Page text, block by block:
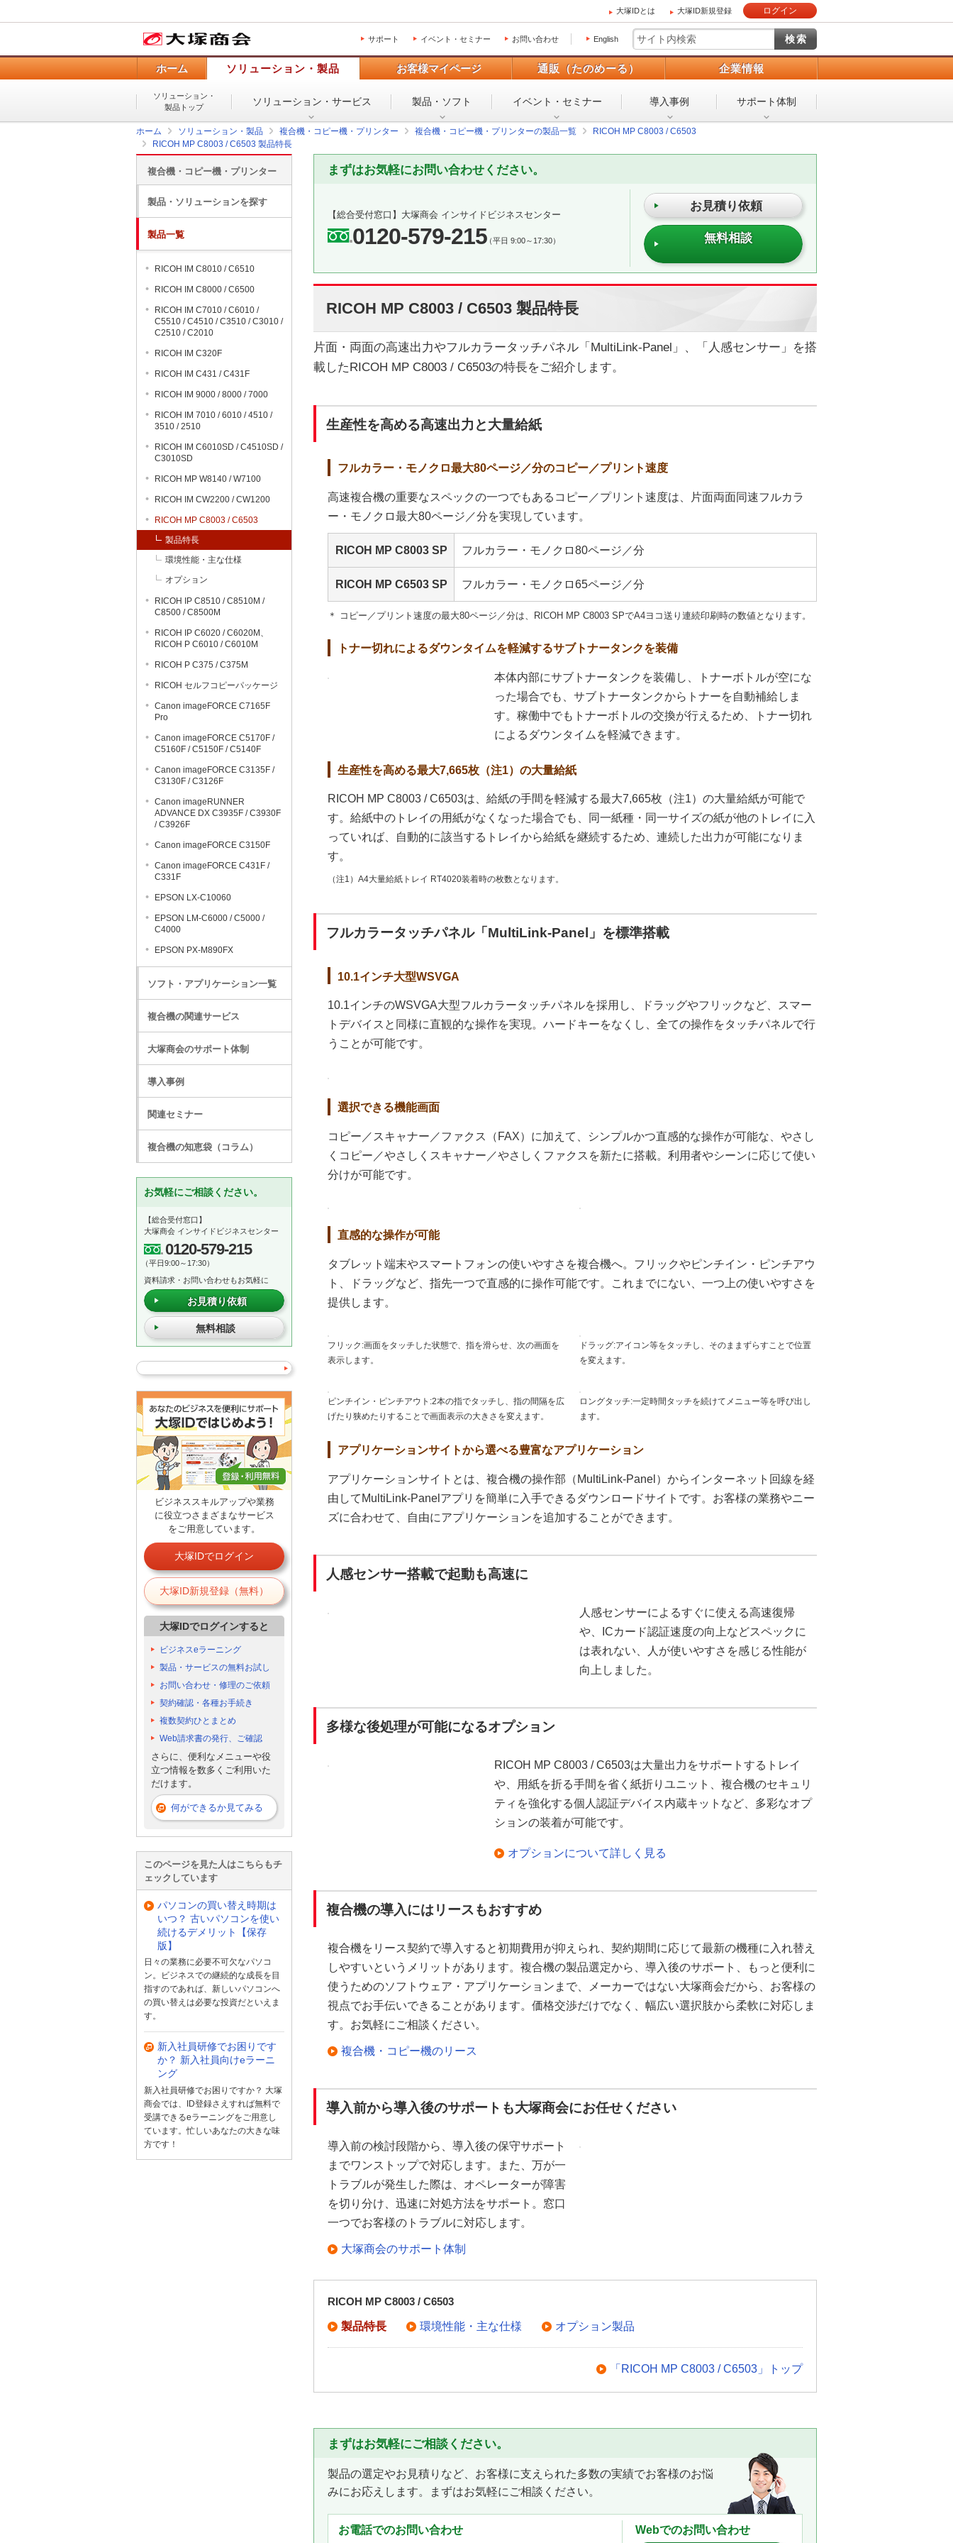
大塚IDとは 大塚ID新規登録 ログイン
サポート イベント・セミナー お問い合わせ English
ホーム ソリューション・製品 お客様マイページ 通販（たのめーる） 企業情報
ソリューション・
製品トップ
ソリューション・ サービス 製品・ソフト イベント・ セミナー 導入事例 サポート体制
ホーム ソリューション・製品 複合機・コピー機・プリンター 複合機・コピー機・プリンターの製品一覧
RICOH MP C8003 / C6503
RICOH MP C8003 / C6503 製品特長
まずはお気軽にお問い合わせください。
【総合受付窓口】 大塚商会 インサイドビジネスセンター
0120-579-215（平日 9:00～17:30）
お見積り依頼
無料相談
RICOH MP C8003 / C6503 製品特長
片面・両面の高速出力やフルカラータッチパネル「MultiLink-Panel」、「人感センサー」を搭
載したRICOH MP C8003 / C6503の特長をご紹介します。
生産性を高める高速出力と大量給紙
フルカラー・モノクロ最大80ページ／分のコピー／プリント速度
高速複合機の重要なスペックの一つでもあるコピー／プリント速度は、片面両面同速フルカラ
ー・モノクロ最大80ページ／分を実現しています。
RICOH MP C8003 SP フルカラー・モノクロ80ページ／分
RICOH MP C6503 SP フルカラー・モノクロ65ページ／分
＊ コピー／プリント速度の最大80ページ／分は、RICOH MP C8003 SPでA4ヨコ送り連続印刷時の数値となります。
トナー切れによるダウンタイムを軽減するサブトナータンクを装備
本体内部にサブトナータンクを装備し、トナーボトルが空にな
った場合でも、サブトナータンクからトナーを自動補給しま
す。稼働中でもトナーボトルの交換が行えるため、トナー切れ
によるダウンタイムを軽減できます。
生産性を高める最大7,665枚（注1）の大量給紙
RICOH MP C8003 / C6503は、給紙の手間を軽減する最大7,665枚（注1）の大量給紙が可能で
す。給紙中のトレイの用紙がなくなった場合でも、同一紙種・同一サイズの紙が他のトレイに入
っていれば、自動的に該当するトレイから給紙を継続するため、連続した出力が可能になりま
す。
（注1）A4大量給紙トレイ RT4020装着時の枚数となります。
フルカラータッチパネル「MultiLink-Panel」を標準搭載
10.1インチ大型WSVGA
10.1インチのWSVGA大型フルカラータッチパネルを採用し、ドラッグやフリックなど、スマー
トデバイスと同様に直観的な操作を実現。ハードキーをなくし、全ての操作をタッチパネルで行
うことが可能です。
選択できる機能画面
コピー／スキャナー／ファクス（FAX）に加えて、シンプルかつ直感的な操作が可能な、やさし
くコピー／やさしくスキャナー／やさしくファクスを新たに搭載。利用者やシーンに応じて使い
分けが可能です。
直感的な操作が可能
タブレット端末やスマートフォンの使いやすさを複合機へ。フリックやピンチイン・ピンチアウ
ト、ドラッグなど、指先一つで直感的に操作可能です。これまでにない、一つ上の使いやすさを
提供します。
フリック:画面をタッチした状態で、指を滑らせ、次の画面を
表示します。
ドラッグ:アイコン等をタッチし、そのままずらすことで位置
を変えます。
ピンチイン・ピンチアウト:2本の指でタッチし、指の間隔を広
げたり狭めたりすることで画面表示の大きさを変えます。
ロングタッチ:一定時間タッチを続けてメニュー等を呼び出し
ます。
アプリケーションサイトから選べる豊富なアプリケーション
アプリケーションサイトとは、複合機の操作部（MultiLink-Panel）からインターネット回線を経
由してMultiLink-Panelアプリを簡単に入手できるダウンロードサイトです。お客様の業務やニー
ズに合わせて、自由にアプリケーションを追加することができます。
人感センサー搭載で起動も高速に
人感センサーによるすぐに使える高速復帰
や、ICカード認証速度の向上などスペックに
は表れない、人が使いやすさを感じる性能が
向上しました。
多様な後処理が可能になるオプション
RICOH MP C8003 / C6503は大量出力をサポートするトレイ
や、用紙を折る手間を省く紙折りユニット、複合機のセキュリ
ティを強化する個人認証デバイス内蔵キットなど、多彩なオプ
ションの装着が可能です。
オプションについて詳しく見る
複合機の導入にはリースもおすすめ
複合機をリース契約で導入すると初期費用が抑えられ、契約期間に応じて最新の機種に入れ替え
しやすいというメリットがあります。複合機の製品選定から、導入後のサポート、もっと便利に
使うためのソフトウェア・アプリケーションまで、メーカーではない大塚商会だから、お客様の
視点でお手伝いできることがあります。価格交渉だけでなく、幅広い選択肢から柔軟に対応しま
す。お気軽にご相談ください。
複合機・コピー機のリース
導入前から導入後のサポートも大塚商会にお任せください
導入前の検討段階から、導入後の保守サポート
までワンストップで対応します。また、万が一
トラブルが発生した際は、オペレーターが障害
を切り分け、迅速に対処方法をサポート。窓口
一つでお客様のトラブルに対応します。
大塚商会のサポート体制
RICOH MP C8003 / C6503
製品特長 環境性能・主な仕様 オプション製品
「RICOH MP C8003 / C6503」トップ
まずはお気軽にご相談ください。
製品の選定やお見積りなど、お客様に支えられた多数の実績でお客様のお悩
みにお応えします。まずはお気軽にご相談ください。
お電話でのお問い合わせ Webでのお問い合わせ
複合機・コピー機・プリンター
製品・ソリューションを探す
製品一覧
RICOH IM C8010 / C6510
RICOH IM C8000 / C6500
RICOH IM C7010 / C6010 /
C5510 / C4510 / C3510 / C3010 /
C2510 / C2010
RICOH IM C320F
RICOH IM C431 / C431F
RICOH IM 9000 / 8000 / 7000
RICOH IM 7010 / 6010 / 4510 /
3510 / 2510
RICOH IM C6010SD / C4510SD /
C3010SD
RICOH MP W8140 / W7100
RICOH IM CW2200 / CW1200
RICOH MP C8003 / C6503
製品特長
環境性能・主な仕様
オプション
RICOH IP C8510 / C8510M /
C8500 / C8500M
RICOH IP C6020 / C6020M、
RICOH P C6010 / C6010M
RICOH P C375 / C375M
RICOH セルフコピーパッケージ
Canon imageFORCE C7165F
Pro
Canon imageFORCE C5170F /
C5160F / C5150F / C5140F
Canon imageFORCE C3135F /
C3130F / C3126F
Canon imageRUNNER
ADVANCE DX C3935F / C3930F
/ C3926F
Canon imageFORCE C3150F
Canon imageFORCE C431F /
C331F
EPSON LX-C10060
EPSON LM-C6000 / C5000 /
C4000
EPSON PX-M890FX
ソフト・アプリケーション一覧
複合機の関連サービス
大塚商会のサポート体制
導入事例
関連セミナー
複合機の知恵袋（コラム）
お気軽にご相談ください。
【総合受付窓口】
大塚商会 インサイドビジネスセンター
0120-579-215
（平日9:00～17:30）
資料請求・お問い合わせもお気軽に
お見積り依頼
無料相談
ビジネススキルアップや業務
に役立つさまざまなサービス
をご用意しています。
大塚IDでログイン
大塚ID新規登録（無料）
大塚IDでログインすると
ビジネスeラーニング
製品・サービスの無料お試し
お問い合わせ・修理のご依頼
契約確認・各種お手続き
複数契約ひとまとめ
Web請求書の発行、ご確認
さらに、便利なメニューや役
立つ情報を数多くご利用いた
だけます。
何ができるか見てみる
このページを見た人はこちらもチ
ェックしています
パソコンの買い替え時期は
いつ？ 古いパソコンを使い
続けるデメリット【保存
版】
日々の業務に必要不可欠なパソコ
ン。ビジネスでの継続的な成長を目
指すのであれば、新しいパソコンへ
の買い替えは必要な投資だといえま
す。
新入社員研修でお困りです
か？ 新入社員向けeラーニ
ング
新入社員研修でお困りですか？ 大塚
商会では、ID登録さえすれば無料で
受講できるeラーニングをご用意し
ています。忙しいあなたの大きな味
方です！